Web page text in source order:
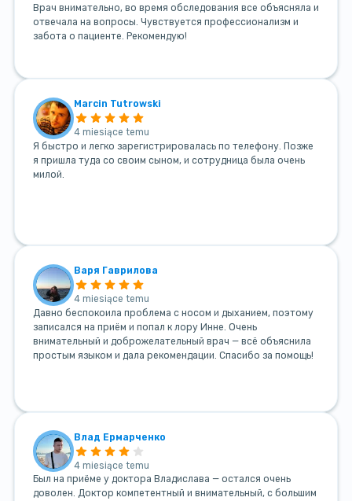
Врач внимательно, во время обследования все объясняла и
отвечала на вопросы. Чувствуется профессионализм и
забота о пациенте. Рекомендую!
Marcin Tutrowski
4 miesiące temu
Я быстро и легко зарегистрировалась по телефону. Позже
я пришла туда со своим сыном, и сотрудница была очень
милой.
Варя Гаврилова
4 miesiące temu
Давно беспокоила проблема с носом и дыханием, поэтому
записался на приём и попал к лору Инне. Очень
внимательный и доброжелательный врач — всё объяснила
простым языком и дала рекомендации. Спасибо за помощь!
Влад Ермарченко
4 miesiące temu
Был на приёме у доктора Владислава — остался очень
доволен. Доктор компетентный и внимательный, с большим